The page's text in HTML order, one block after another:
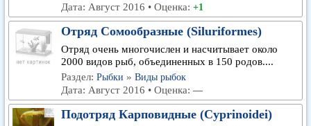
Дата: Август 2016 • Оценка: +1
Отряд Сомообразные (Siluriformes)
Отряд очень многочислен и насчитывает около
2000 видов рыб, объединенных в 150 родов....
Раздел: Рыбки » Виды рыбок
Дата: Август 2016 • Оценка: —
Подотряд Карповидные (Cyprinoidei)